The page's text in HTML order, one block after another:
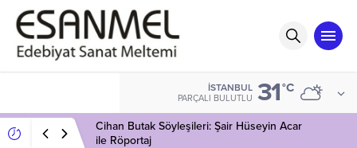
İSTANBUL
PARÇALI BULUTLU 31°C
Cihan Butak Söyleşileri: Şair Hüseyin Acar
ile Röportaj